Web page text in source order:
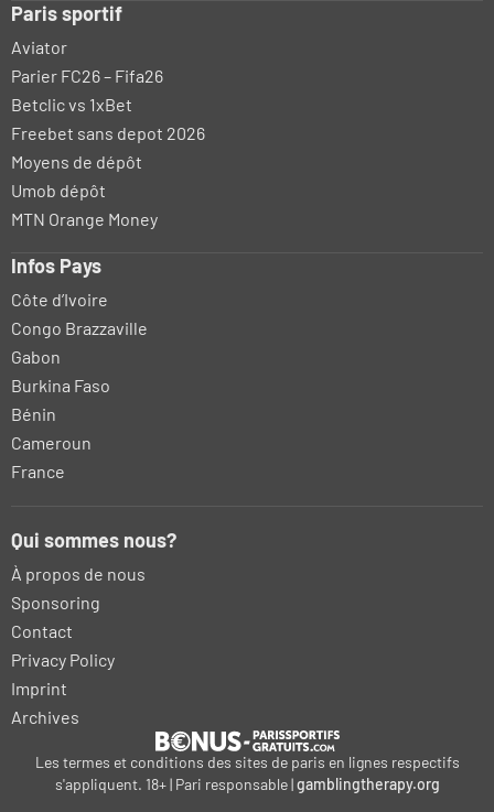
Paris sportif
Aviator
Parier FC26 – Fifa26
Betclic vs 1xBet
Freebet sans depot 2026
Moyens de dépôt
Umob dépôt
MTN Orange Money
Infos Pays
Côte d’Ivoire
Congo Brazzaville
Gabon
Burkina Faso
Bénin
Cameroun
France
Qui sommes nous?
À propos de nous
Sponsoring
Contact
Privacy Policy
Imprint
Archives
Les termes et conditions des sites de paris en lignes respectifs
s'appliquent. 18+ | Pari responsable |gamblingtherapy.org